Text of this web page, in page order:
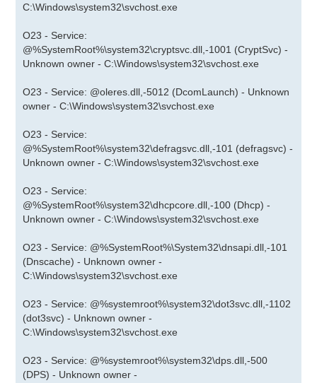
C:\Windows\system32\svchost.exe
O23 - Service:
@%SystemRoot%\system32\cryptsvc.dll,-1001 (CryptSvc) -
Unknown owner - C:\Windows\system32\svchost.exe
O23 - Service: @oleres.dll,-5012 (DcomLaunch) - Unknown
owner - C:\Windows\system32\svchost.exe
O23 - Service:
@%SystemRoot%\system32\defragsvc.dll,-101 (defragsvc) -
Unknown owner - C:\Windows\system32\svchost.exe
O23 - Service:
@%SystemRoot%\system32\dhcpcore.dll,-100 (Dhcp) -
Unknown owner - C:\Windows\system32\svchost.exe
O23 - Service: @%SystemRoot%\System32\dnsapi.dll,-101
(Dnscache) - Unknown owner -
C:\Windows\system32\svchost.exe
O23 - Service: @%systemroot%\system32\dot3svc.dll,-1102
(dot3svc) - Unknown owner -
C:\Windows\system32\svchost.exe
O23 - Service: @%systemroot%\system32\dps.dll,-500
(DPS) - Unknown owner -